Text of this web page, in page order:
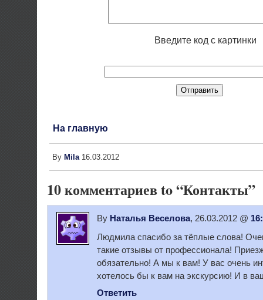
Введите код с картинки
На главную
By Mila16.03.2012
10 комментариев to “Контакты”
By Наталья Веселова, 26.03.2012 @
Людмила спасибо за тёплые слова!
такие отзывы от профессионала!
обязательно! А мы к вам! У вас очень
хотелось бы к вам на экскурсию! И в
Ответить